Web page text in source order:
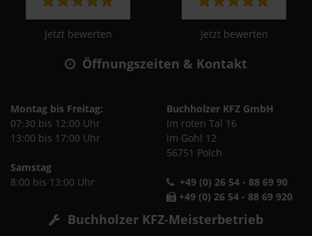
Jetzt bewerten Jetzt bewerten
Öffnungszeiten & Kontakt
Montag bis Freitag:
07:30 bis 12:00 Uhr
13:00 bis 17:00 Uhr
Samstag
8:00 bis 13:00 Uhr
Buchholzer KFZ GmbH
Im roten Tal 16
Im Gohl 12
56751 Polch
+49 (0) 26 54 - 88 69 90
+49 (0) 26 54 - 88 69 920
Buchholzer KFZ-Meisterbetrieb